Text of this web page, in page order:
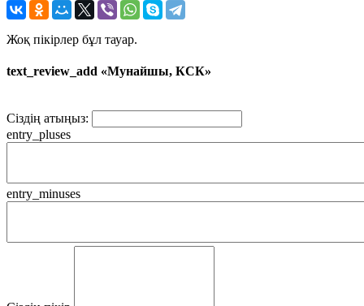
Жоқ пікірлер бұл тауар.
text_review_add «Мунайшы, КСК»
Сіздің атыңыз:
entry_pluses
entry_minuses